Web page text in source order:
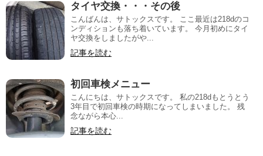
タイヤ交換・・・その後
こんばんは、サトックスです。 ここ最近は218dのコ
ンディションも落ち着いています。 今月初めにタイ
ヤ交換をしましたがや...
記事を読む
初回車検メニュー
こんにちは、サトックスです。 私の218dもとうとう
3年目で初回車検の時期になってしまいました。 残
念ながら本心...
記事を読む